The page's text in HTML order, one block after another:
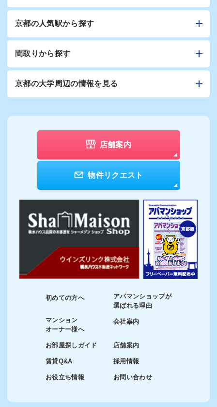
京都の人気駅から探す
間取りから探す
京都の大学周辺の情報を見る
店舗案内
物件リクエスト
初めての方へ
マンション
オーナー様へ
お部屋探しガイド
賃貸Q&A
お役立ち情報
アパマンショップが
選ばれる理由
会社案内
店舗案内
採用情報
お問い合わせ